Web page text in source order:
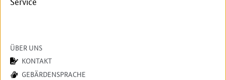
ÜBER UNS
KONTAKT
GEBÄRDENSPRACHE